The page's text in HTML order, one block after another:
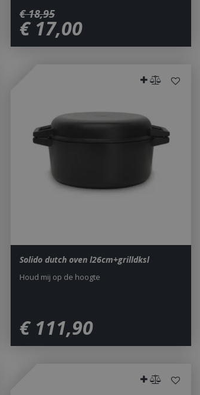
€ 18,95
€ 17,00
Solido dutch oven l26cm+grilldksl
€ 111,90
Houd mij op de hoogte